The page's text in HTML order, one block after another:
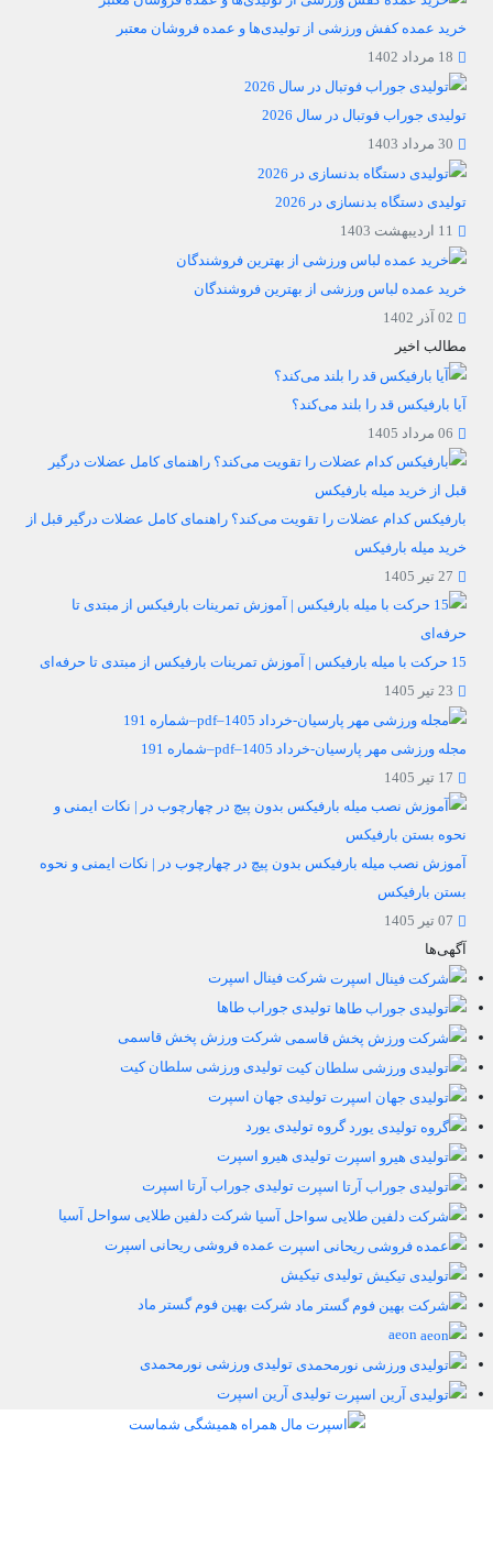
خرید عمده کفش ورزشی از تولیدی‌ها و عمده فروشان معتبر
18 مرداد 1402
تولیدی جوراب فوتبال در سال 2026
30 مرداد 1403
تولیدی دستگاه بدنسازی در 2026
11 اردیبهشت 1403
خرید عمده لباس ورزشی از بهترین فروشندگان
02 آذر 1402
مطالب اخیر
آیا بارفیکس قد را بلند می‌کند؟
06 مرداد 1405
بارفیکس کدام عضلات را تقویت می‌کند؟ راهنمای کامل عضلات درگیر قبل از
خرید میله بارفیکس
27 تیر 1405
15 حرکت با میله بارفیکس | آموزش تمرینات بارفیکس از مبتدی تا حرفه‌ای
23 تیر 1405
مجله ورزشی مهر پارسیان-خرداد 1405–pdf–شماره 191
17 تیر 1405
آموزش نصب میله بارفیکس بدون پیچ در چهارچوب در | نکات ایمنی و نحوه
بستن بارفیکس
07 تیر 1405
آگهی‌ها
شرکت فینال اسپرت
تولیدی جوراب طاها
شرکت ورزش پخش قاسمی
تولیدی ورزشی سلطان کیت
تولیدی جهان اسپرت
گروه تولیدی یورد
تولیدی هیرو اسپرت
تولیدی جوراب آرتا اسپرت
شرکت دلفین طلایی سواحل آسیا
عمده فروشی ریحانی اسپرت
تولیدی تیکیش
شرکت بهین فوم گستر ماد
aeon
تولیدی ورزشی نورمحمدی
تولیدی آرین اسپرت